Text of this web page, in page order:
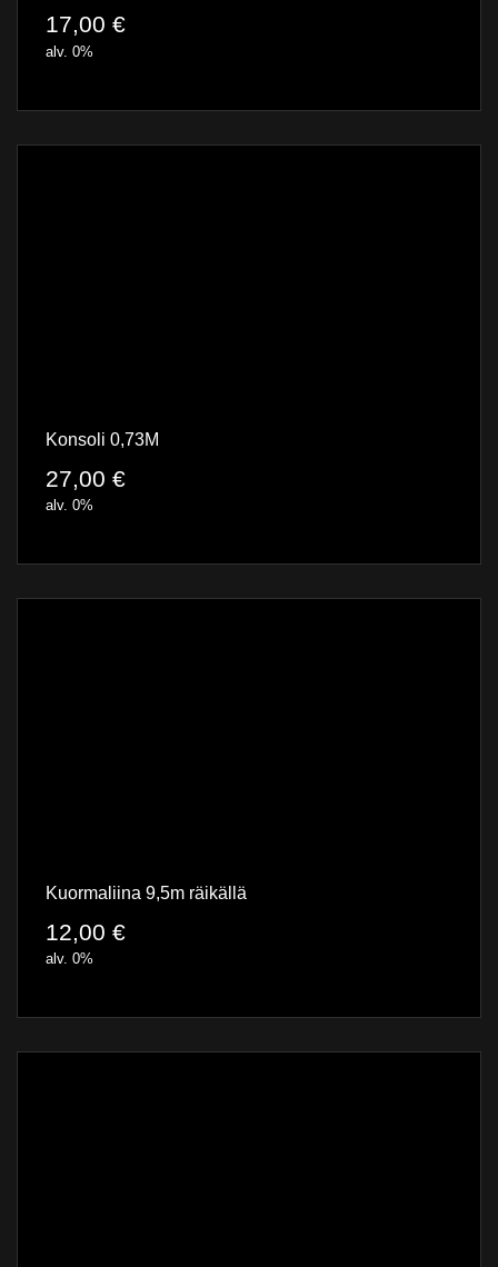
17,00 €
alv. 0%
Konsoli 0,73M
27,00 €
alv. 0%
Kuormaliina 9,5m räikällä
12,00 €
alv. 0%